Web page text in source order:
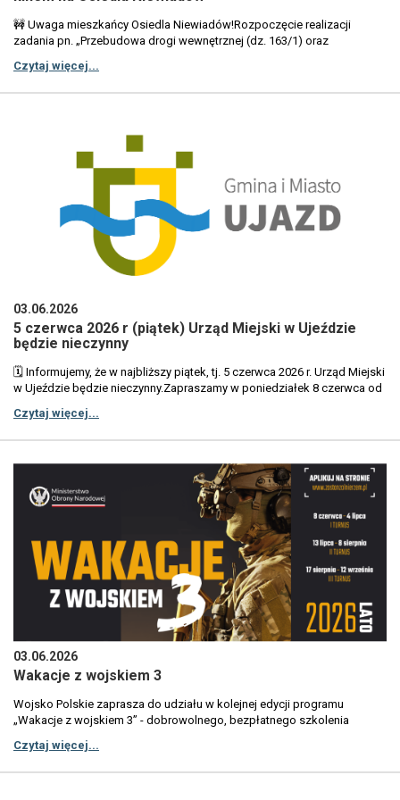
ze względu na warunki atmosferyczne. Za utrudnienia przepraszamy i
prosimy o wyrozumiałość.
🚧 Uwaga mieszkańcy Osiedla Niewiadów!Rozpoczęcie realizacji
zadania pn. „Przebudowa drogi wewnętrznej (dz. 163/1) oraz
r. rozpoczynają się prace związane z realizacją zadania pn.
„Przebudowa drogi wewnętrznej (dz. 163/1) oraz utwardzenie terenu
„EUROBRUK” Jarosław Marusik Sp. z o.o. Buków 11 97-225 UjazdW
związku z prowadzonymi pracami mogą wystąpić czasowe utrudnienia
w ruchu oraz ograniczenia w dostępie do terenu objętego
inwestycją.Prosimy mieszkańców oraz użytkowników tego obszaru o
zachowanie szczególnej ostrożności, stosowanie się do
obowiązującego oznakowania oraz tymczasowej organizacji ruchu, a
także o wyrozumiałość za wszelkie niedogodności związane z
realizacją inwestycji. Dziękujemy za cierpliwość i przepraszamy za
Czytaj więcej...
03.06.2026
5 czerwca 2026 r (piątek) Urząd Miejski w Ujeździe
będzie nieczynny
🗓️ Informujemy, że w najbliższy piątek, tj. 5 czerwca 2026 r. Urząd Miejski
w Ujeździe będzie nieczynny.Zapraszamy w poniedziałek 8 czerwca od
Czytaj więcej...
03.06.2026
Wakacje z wojskiem 3
Wojsko Polskie zaprasza do udziału w kolejnej edycji programu
„Wakacje z wojskiem 3” - dobrowolnego, bezpłatnego szkolenia
chcą aktywnie i wartościowo spędzić część wakacji, zdobyć nowe
doświadczenia oraz sprawdzić się w wymagających, ale niezwykle
Czytaj więcej...